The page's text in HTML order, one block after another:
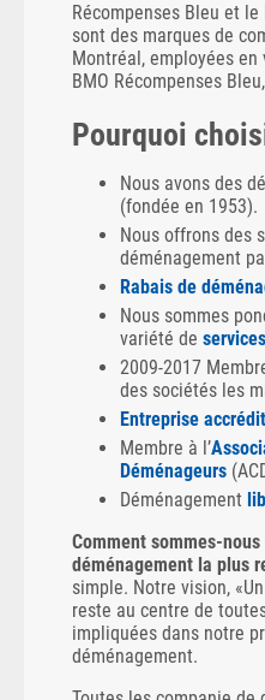
Récompenses Bleu et
sont des marques de
Montréal, employées en
BMO Récompenses
Pourquoi
Nous avons des
(fondée en 1953).
Nous offrons des
déménagement
Rabais de
Nous sommes
variété de services
2009-2017
des sociétés les
Entreprise
Membre à l’
Déménageurs
Déménagement
Comment sommes-
déménagement la plus
simple. Notre vision,
reste au centre de
impliquées dans notre
déménagement.